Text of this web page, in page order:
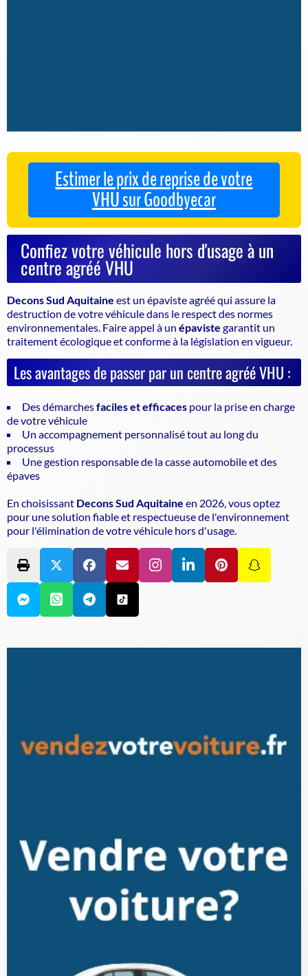
Estimer le prix de reprise de votre
VHU sur Goodbyecar
Confiez votre véhicule hors d'usage à un
centre agréé VHU
Decons Sud Aquitaine est un épaviste agrééqui assure la
destruction de votre véhicule dans le respect des normes
environnementales. Faire appel à un épaviste garantit un
traitement écologique et conforme à la législation en vigueur.
Les avantages de passer par un centre agréé VHU :
Des démarchesfaciles et efficaces pour la prise en charge
de votre véhicule
Un accompagnement personnalisé tout au long du
processus
Une gestion responsable de la casse automobile et des
épaves
En choisissant Decons Sud Aquitaine en 2026, vous optez
pour une solution fiable et respectueuse de l'environnement
pour l'élimination de votre véhicule hors d'usage.